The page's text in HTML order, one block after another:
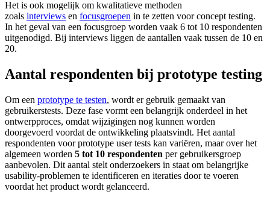
Het is ook mogelijk om kwalitatieve methoden
zoals interviews en focusgroepen in te zetten voor concept testing.
In het geval van een focusgroep worden vaak 6 tot 10 respondenten
uitgenodigd. Bij interviews liggen de aantallen vaak tussen de 10 en
20.
Aantal respondenten bij prototype testing
Om een prototype te testen, wordt er gebruik gemaakt van
gebruikerstests. Deze fase vormt een belangrijk onderdeel in het
ontwerpproces, omdat wijzigingen nog kunnen worden
doorgevoerd voordat de ontwikkeling plaatsvindt. Het aantal
respondenten voor prototype user tests kan variëren, maar over het
algemeen worden 5 tot 10 respondenten per gebruikersgroep
aanbevolen. Dit aantal stelt onderzoekers in staat om belangrijke
usability-problemen te identificeren en iteraties door te voeren
voordat het product wordt gelanceerd.